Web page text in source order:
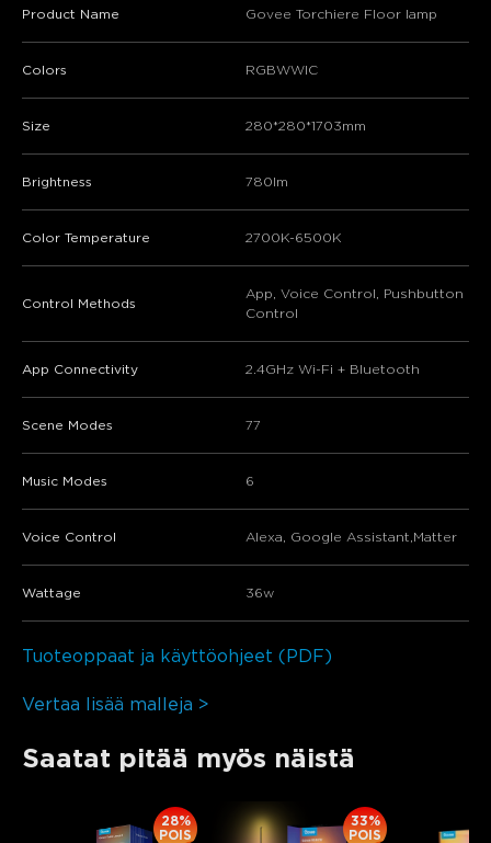
Product Name Govee Torchiere Floor lamp
Colors RGBWWIC
Size 280*280*1703mm
Brightness 780lm
Color Temperature 2700K-6500K
Control Methods
App, Voice Control, Pushbutton
Control
App Connectivity 2.4GHz Wi-Fi + Bluetooth
Scene Modes 77
Music Modes 6
Voice Control Alexa, Google Assistant,Matter
Wattage 36w
Tuoteoppaat ja käyttöohjeet (PDF)
Vertaa lisää malleja >
Saatat pitää myös näistä
28%
POIS
33%
POIS